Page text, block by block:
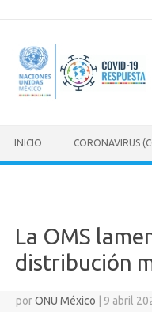
contenido
INICIO CORONAVIRUS
La OMS
distribución
porONU México 9 abril